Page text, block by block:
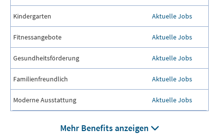
Kindergarten Aktuelle Jobs
Fitnessangebote Aktuelle Jobs
Gesundheitsförderung Aktuelle Jobs
Familienfreundlich Aktuelle Jobs
Moderne Ausstattung Aktuelle Jobs
Mehr Benefits anzeigen